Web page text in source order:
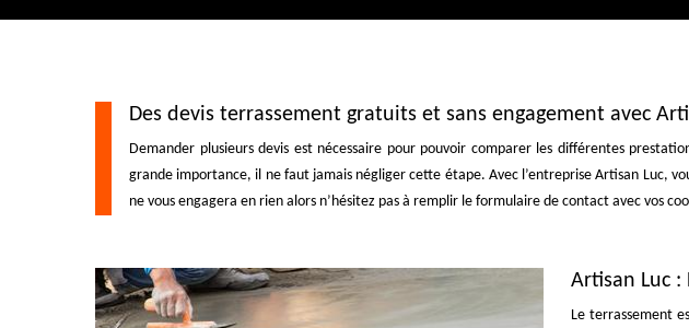
Des devis terrassement gratuits et sans engagement avec
Demander plusieurs devis est nécessaire pour pouvoir comparer les différentes
grande importance, il ne faut jamais négliger cette étape. Avec l’entreprise Artisan Luc,
ne vous engagera en rien alors n’hésitez pas à remplir le formulaire de contact avec vos
Artisan Luc
Le terrassement